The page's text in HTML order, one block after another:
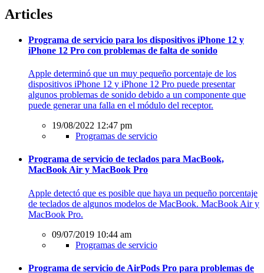
Articles
Programa de servicio para los dispositivos iPhone 12 y
iPhone 12 Pro con problemas de falta de sonido
Apple determinó que un muy pequeño porcentaje de los
dispositivos iPhone 12 y iPhone 12 Pro puede presentar
algunos problemas de sonido debido a un componente que
puede generar una falla en el módulo del receptor.
19/08/2022 12:47 pm
Programas de servicio
Programa de servicio de teclados para MacBook,
MacBook Air y MacBook Pro
Apple detectó que es posible que haya un pequeño porcentaje
de teclados de algunos modelos de MacBook. MacBook Air y
MacBook Pro.
09/07/2019 10:44 am
Programas de servicio
Programa de servicio de AirPods Pro para problemas de